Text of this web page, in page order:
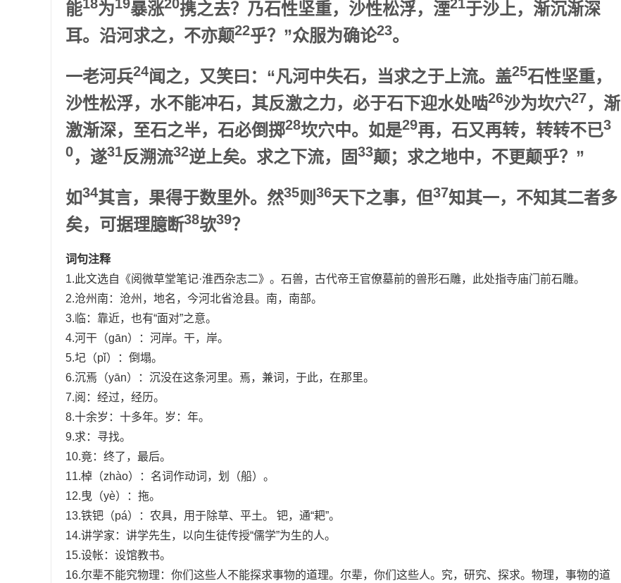
能18为19暴涨20携之去？乃石性坚重，沙性松浮，湮21于沙上，渐沉渐深
耳。沿河求之，不亦颠22乎？”众服为确论23。
一老河兵24闻之，又笑曰：“凡河中失石，当求之于上流。盖25石性坚重，
沙性松浮，水不能冲石，其反激之力，必于石下迎水处啮26沙为坎穴27，渐
激渐深，至石之半，石必倒掷28坎穴中。如是29再，石又再转，转转不已3
0，遂31反溯流32逆上矣。求之下流，固33颠；求之地中，不更颠乎？”
如34其言，果得于数里外。然35则 36天下之事，但37知其一，不知其二者多
矣，可据理臆断38欤39？
词句注释
1.此文选自《阅微草堂笔记·淮西杂志二》。石兽，古代帝王官僚墓前的兽形石雕，此处指寺庙门前石雕。
2.沧州南：沧州，地名，今河北省沧县。南，南部。
3.临：靠近，也有“面对”之意。
4.河干（gān）：河岸。干，岸。
5.圮（pǐ）：倒塌。
6.沉焉（yān）：沉没在这条河里。焉，兼词，于此，在那里。
7.阅：经过，经历。
8.十余岁：十多年。岁：年。
9.求：寻找。
10.竟：终了，最后。
11.棹（zhào）：名词作动词，划（船）。
12.曳（yè）：拖。
13.铁钯（pá）：农具，用于除草、平土。 钯，通“耙”。
14.讲学家：讲学先生，以向生徒传授“儒学”为生的人。
15.设帐：设馆教书。
16.尔辈不能究物理：你们这些人不能探求事物的道理。尔辈，你们这些人。究，研究、探求。物理，事物的道